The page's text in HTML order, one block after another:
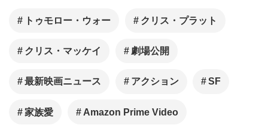
トゥモロー・ウォー クリス・プラット
クリス・マッケイ 劇場公開
最新映画ニュース アクション SF
家族愛 Amazon Prime Video